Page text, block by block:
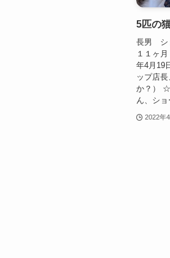
5匹の
長男 シ
１１ヶ
年4月19
ップ店
か？） ☆
ん、ショ
2022年